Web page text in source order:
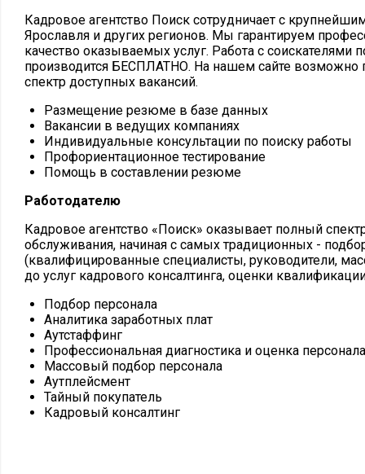
Кадровое агентство Поиск сотрудничает с
Ярославля и других регионов. Мы гарантируем
качество оказываемых услуг. Работа с соискателями
производится БЕСПЛАТНО. На нашем сайте возможно
спектр доступных вакансий.
Размещение резюме в базе данных
Вакансии в ведущих компаниях
Индивидуальные консультации по поиску работы
Профориентационное тестирование
Помощь в составлении резюме
Работодателю
Кадровое агентство «Поиск» оказывает полный
обслуживания, начиная с самых традиционных -
(квалифицированные специалисты, руководители,
до услуг кадрового консалтинга, оценки
Подбор персонала
Аналитика заработных плат
Аутстаффинг
Профессиональная диагностика и оценка персонала
Массовый подбор персонала
Аутплейсмент
Тайный покупатель
Кадровый консалтинг